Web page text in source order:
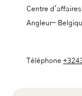
Centre d'affaires
Angleur-
Téléphone